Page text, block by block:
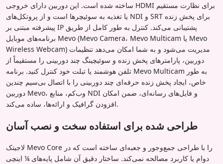
ساخته شده است. این دوربین دارای خروجی HDMI برای نظارت مستقیم
یا تغذیه به سوئیچرها است و از پروتکل‌های NDI و SRT برای پخش زنده
پیشرفته مبتنی بر IP پشتیبانی می‌کند. کنترل به طور کامل از طریق
برنامه‌های موبایل Mevo (Mevo Camera، Mevo Multicam یا Mevo
Wireless Webcam) مدیریت می‌شود و به شما امکان می‌دهد تنظیمات
دوربین، پارامترهای پخش زنده و سوئیچینگ چند دوربینی را مستقیماً از
تلفن هوشمند یا تبلت خود کنترل کنید. برنامه Mevo Multicam به طور
خاص، ایجاد پخش زنده حرفه‌ای چند دوربینی را با اتصال بی‌سیم چندین
دوربین Mevo، وب‌کم، منابع NDI و فایل‌های رسانه‌ای، ضمن امکان
افزودن گرافیک و ارائه‌ها، ساده می‌کند.
طراحی شده برای استفاده سخت و نصب آسان
لاجیتک Mevo Core را با طراحی جمع‌وجور و جعبه‌ای ساخته است که در
دوام یا کاربرد مصالحه نمی‌کند. ساختار دقیق آن شامل پایه‌های ¼ اینچی